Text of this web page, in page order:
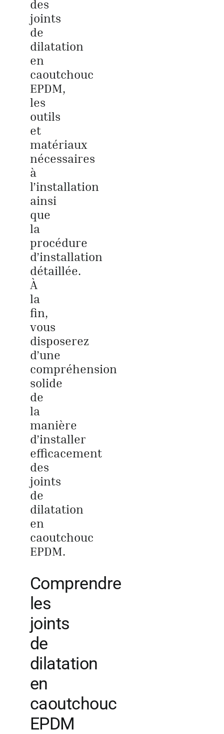
des
joints
de
dilatation
en
caoutchouc
EPDM,
les
outils
et
matériaux
nécessaires
à
l’installation
ainsi
que
la
procédure
d’installation
détaillée.
À
la
fin,
vous
disposerez
d’une
compréhension
solide
de
la
manière
d’installer
efficacement
des
joints
de
dilatation
en
caoutchouc
EPDM.
Comprendre
les
joints
de
dilatation
en
caoutchouc
EPDM